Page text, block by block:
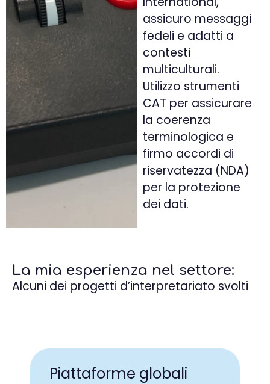
assicuro messaggi
fedeli e adatti a
contesti
multiculturali.
Utilizzo strumenti
CAT per assicurare
la coerenza
terminologica e
firmo accordi di
riservatezza (NDA)
per la protezione
dei dati.
La mia esperienza nel settore:
Alcuni dei progetti d’interpretariato svolti
Piattaforme globali